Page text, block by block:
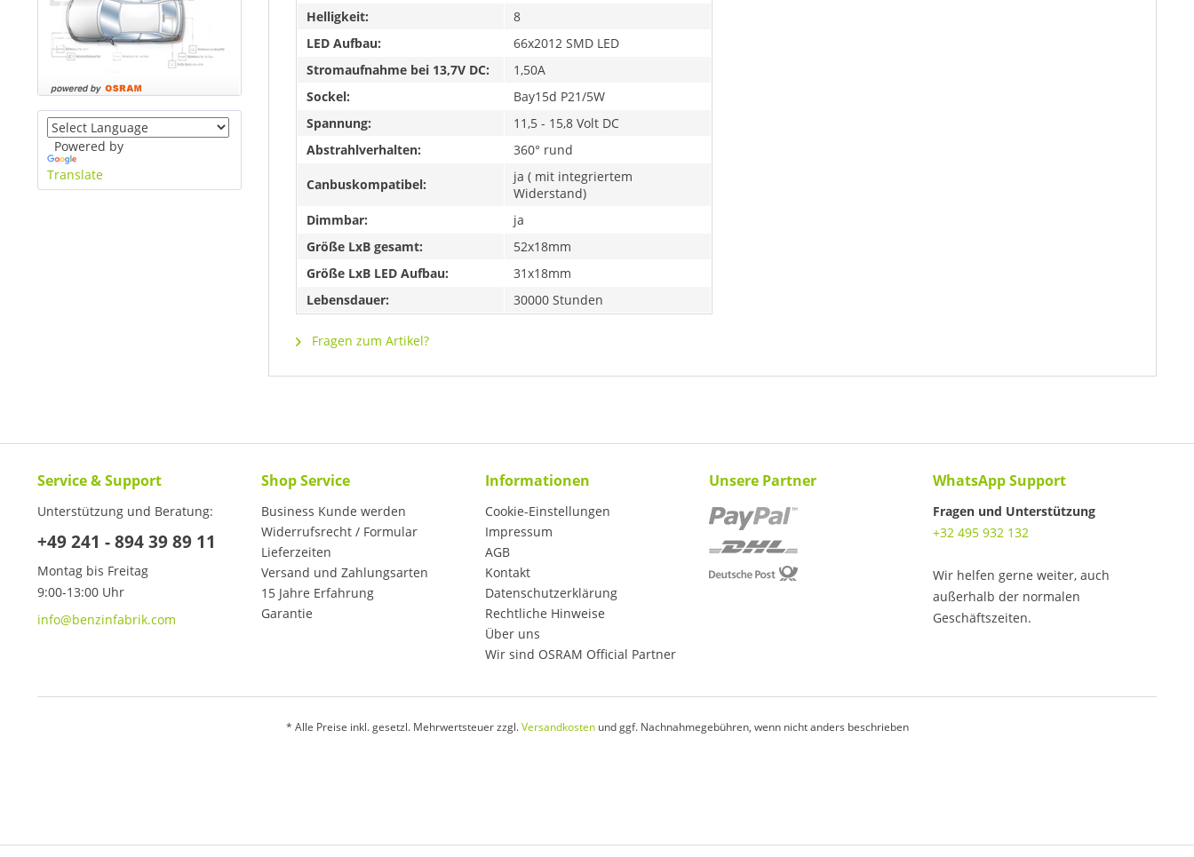
Powered by
Translate
Helligkeit:
8
LED Aufbau:
66x2012 SMD LED
Stromaufnahme bei 13,7V DC:
1,50A
Sockel:
Bay15d P21/5W
Spannung:
11,5 - 15,8 Volt DC
Abstrahlverhalten:
360° rund
Canbuskompatibel:
ja ( mit integriertem
Widerstand)
Dimmbar:
ja
Größe LxB gesamt:
52x18mm
Größe LxB LED Aufbau:
31x18mm
Lebensdauer:
30000 Stunden
Fragen zum Artikel?
Service & Support
Unterstützung und Beratung:
+49 241 - 894 39 89 11
Montag bis Freitag
9:00-13:00 Uhr
info@benzinfabrik.com
Shop Service
Business Kunde werden
Widerrufsrecht / Formular
Lieferzeiten
Versand und Zahlungsarten
15 Jahre Erfahrung
Garantie
Informationen
Cookie-Einstellungen
Impressum
AGB
Kontakt
Datenschutzerklärung
Rechtliche Hinweise
Über uns
Wir sind OSRAM Official Partner
Unsere Partner WhatsApp Support
Fragen und Unterstützung
+32 495 932 132
Wir helfen gerne weiter, auch
außerhalb der normalen
Geschäftszeiten.
* Alle Preise inkl. gesetzl. Mehrwertsteuer zzgl.Versandkostenund ggf. Nachnahmegebühren, wenn nicht anders beschrieben